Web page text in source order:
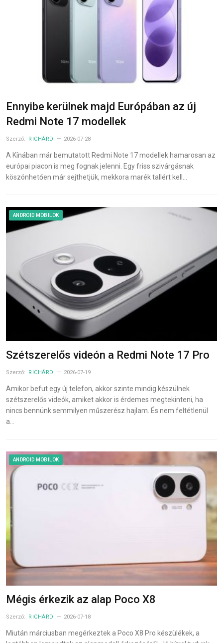
Ennyibe kerülnek majd Európában az új
Redmi Note 17 modellek
Szerző: RICHÁRD 2026-07-28
A Kínában már bemutatott Redmi Note 17 modellek hamarosan az
európai piacon is meg fognak jelenni. Egy friss szivárgásnak
köszönhetően már sejthetjük, mekkora marék tallért kell…
ANDROID MOBILOK
Szétszerelős videón a Redmi Note 17 Pro
Szerző: RICHÁRD 2026-07-19
Amikor befut egy új telefon, akkor szinte mindig készülnek
szétszerelős videók, amiket akkor is érdemes megtekinteni, ha
nincs bennünk semmilyen műszerész hajlam. És nem feltétlenül
a…
ANDROID MOBILOK
Mégis érkezik az alap Poco X8
Szerző: RICHÁRD 2026-07-18
Miután márciusban megérkeztek a Poco X8 Pro készülékek, a